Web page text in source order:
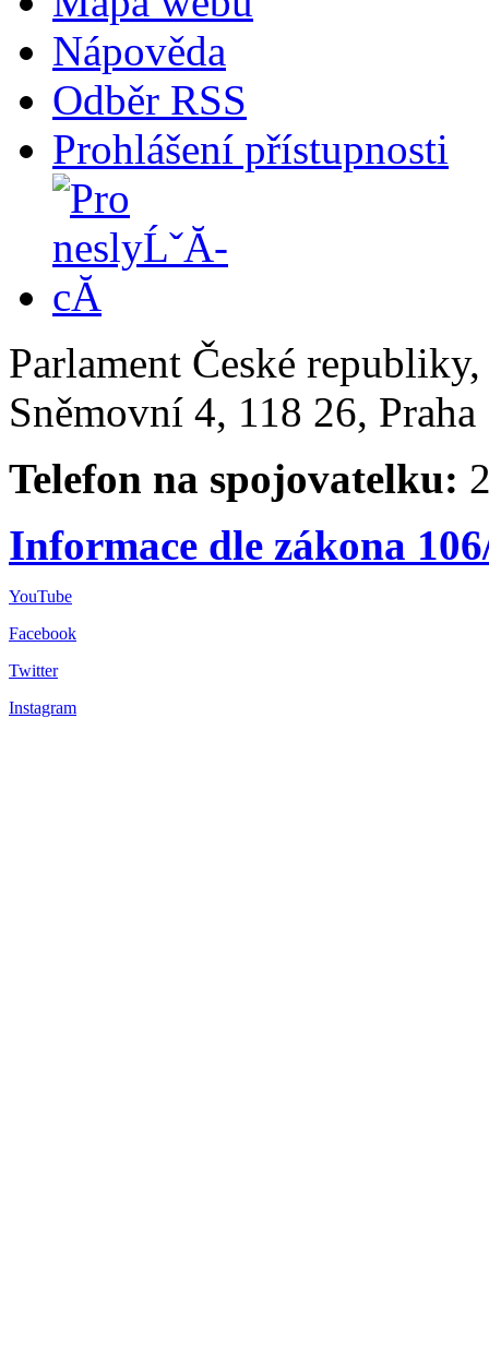
Nápověda
Odběr RSS
Prohlášení přístupnosti
Parlament České
Sněmovní 4, 118 26,
Telefon na spojovatelku:
Informace dle zákona
YouTube
Facebook
Twitter
Instagram